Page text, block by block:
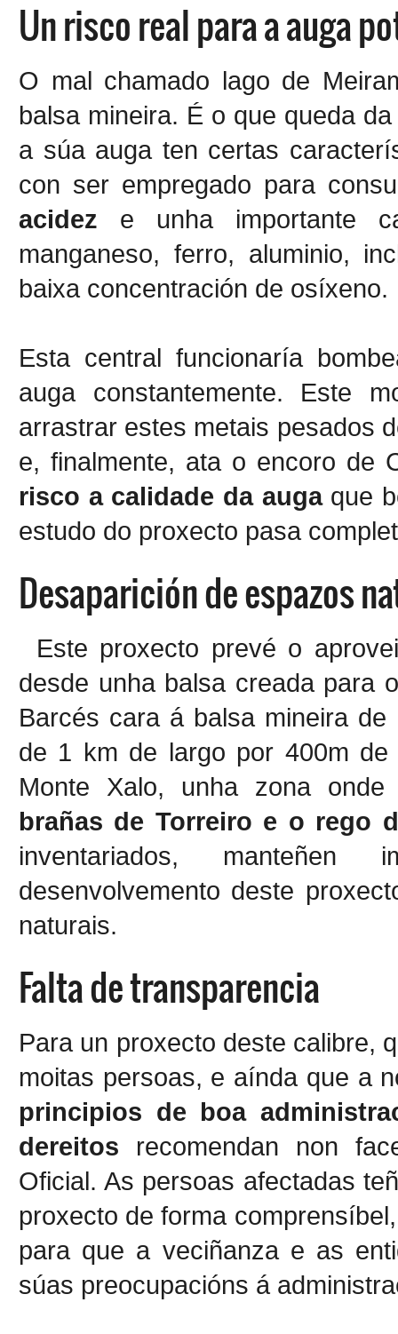
Un risco real para a auga
O mal chamado lago de
balsa mineira. É o que queda
a súa auga ten certas
con ser empregado para
acidez e unha importante
manganeso, ferro, aluminio,
baixa concentración de osíxeno.
Esta central funcionaría
auga constantemente. Este
arrastrar estes metais pesados
e, finalmente, ata o encoro de
risco a calidade da augaque
estudo do proxecto pasa
Desaparición de espazos
Este proxecto prevé o
desde unha balsa creada para
Barcés cara á balsa mineira
de 1 km de largo por 400m
Monte Xalo, unha zona
brañas de Torreiro e o rego
inventariados, manteñen
desenvolvemento deste
naturais.
Falta de transparencia
Para un proxecto deste calibre,
moitas persoas, e aínda que a
principios de boa
dereitos recomendan non
Oficial. As persoas afectadas
proxecto de forma
para que a veciñanza e as
súas preocupacións á